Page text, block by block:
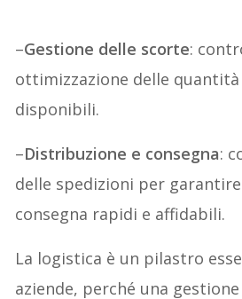
–Gestione delle scorte:
ottimizzazione delle
disponibili.
–Distribuzione e consegna:
delle spedizioni per
consegna rapidi e affidabili.
La logistica è un pilastro
aziende, perché una